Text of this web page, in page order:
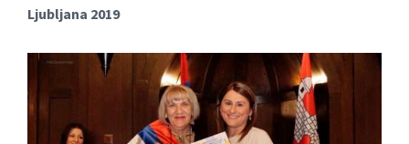
Ljubljana 2019